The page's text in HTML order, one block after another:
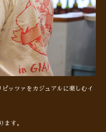
ッツァをカジュアルに楽しむイ
ます。